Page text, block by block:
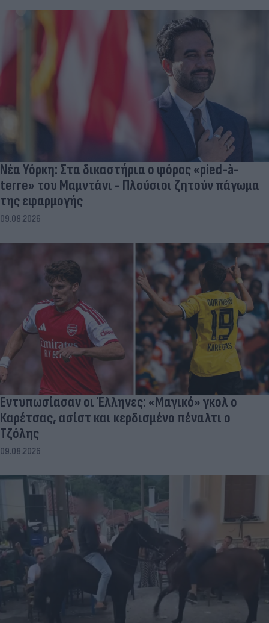
Νέα Υόρκη: Στα δικαστήρια ο φόρος «pied-à-
terre» του Μαμντάνι - Πλούσιοι ζητούν πάγωμα
της εφαρμογής
09.08.2026
Εντυπωσίασαν οι Έλληνες: «Μαγικό» γκολ ο
Καρέτσας, ασίστ και κερδισμένο πέναλτι ο
Τζόλης
09.08.2026